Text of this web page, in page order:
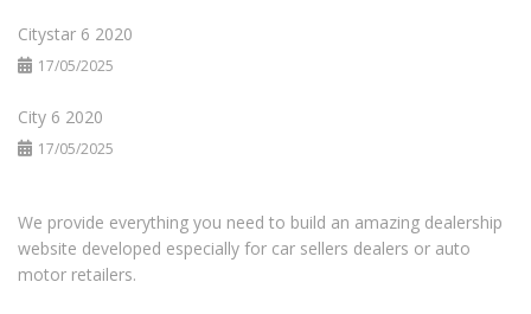
Citystar 6 2020
17/05/2025
City 6 2020
17/05/2025
We provide everything you need to build an amazing dealership
website developed especially for car sellers dealers or auto
motor retailers.